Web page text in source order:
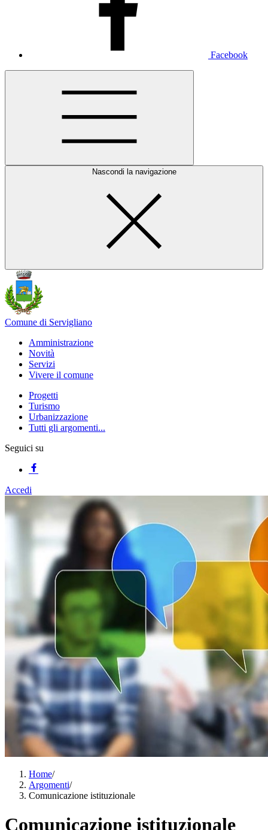
Facebook
Nascondi la navigazione
Comune di Servigliano
Amministrazione
Novità
Servizi
Vivere il comune
Progetti
Turismo
Urbanizzazione
Tutti gli argomenti...
Seguici su
Accedi
Home/
Argomenti/
Comunicazione istituzionale
Comunicazione istituzionale